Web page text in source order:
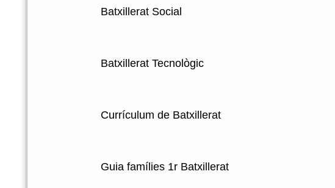
Batxillerat Social
Batxillerat Tecnològic
Currículum de Batxillerat
Guia famílies 1r Batxillerat